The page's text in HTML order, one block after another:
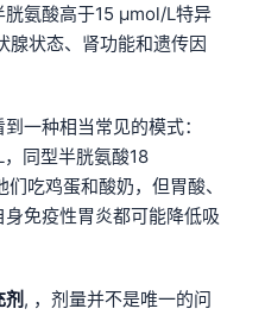
氨酸高于15 µmol/L特异
腺状态、肾功能和遗传因
一种相当常见的模式：
同型半胱氨酸18
吃鸡蛋和酸奶，但胃酸、
免疫性胃炎都可能降低吸
, ，剂量并不是唯一的问